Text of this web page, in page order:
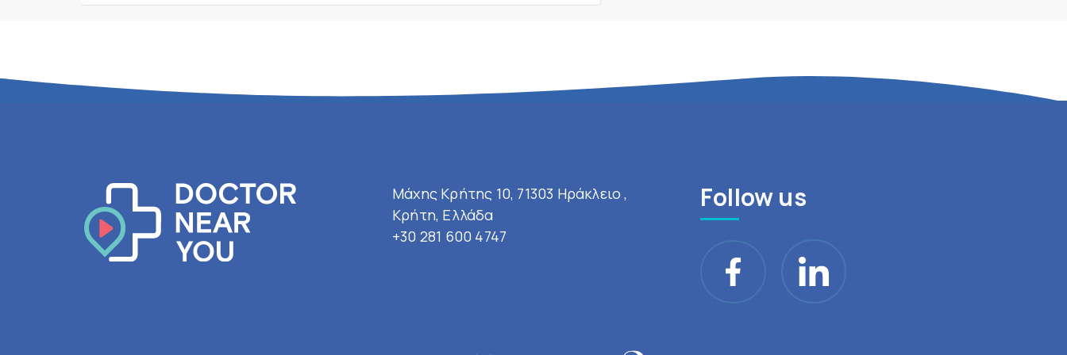
Μάχης Κρήτης 10, 71303 Ηράκλειο ,
Κρήτη, Ελλάδα
+30 281 600 4747
Follow us